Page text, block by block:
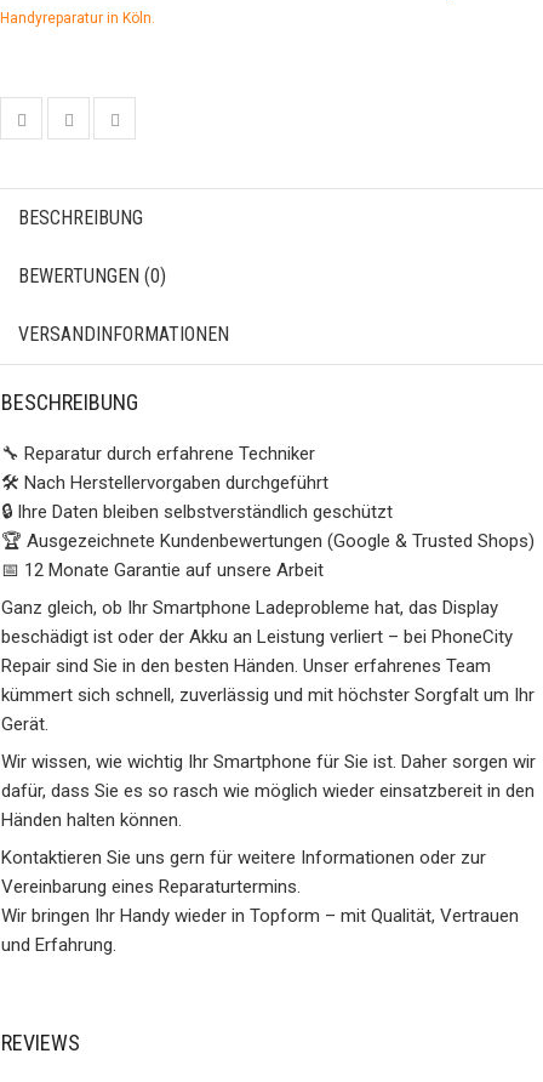
Handyreparatur in Köln.
BESCHREIBUNG
BEWERTUNGEN (0)
VERSANDINFORMATIONEN
BESCHREIBUNG
🔧 Reparatur durch erfahrene Techniker
🛠️ Nach Herstellervorgaben durchgeführt
🔒 Ihre Daten bleiben selbstverständlich geschützt
🏆 Ausgezeichnete Kundenbewertungen (Google & Trusted Shops)
📅 12 Monate Garantie auf unsere Arbeit
Ganz gleich, ob Ihr Smartphone Ladeprobleme hat, das Display
beschädigt ist oder der Akku an Leistung verliert – bei PhoneCity
Repair sind Sie in den besten Händen. Unser erfahrenes Team
kümmert sich schnell, zuverlässig und mit höchster Sorgfalt um Ihr
Gerät.
Wir wissen, wie wichtig Ihr Smartphone für Sie ist. Daher sorgen wir
dafür, dass Sie es so rasch wie möglich wieder einsatzbereit in den
Händen halten können.
Kontaktieren Sie uns gern für weitere Informationen oder zur
Vereinbarung eines Reparaturtermins.
Wir bringen Ihr Handy wieder in Topform – mit Qualität, Vertrauen
und Erfahrung.
REVIEWS